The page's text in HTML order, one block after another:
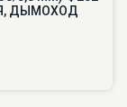
ДЫМОХОД